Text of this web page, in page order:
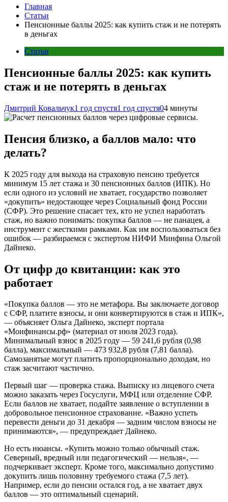
Главная
Статьи
Пенсионные баллы 2025: как купить стаж и не потерять
в деньгах
Статьи
Пенсионные баллы 2025: как купить
стаж и не потерять в деньгах
Дмитрий Ковальчук1 год спустя1 год спустя04 минуты
Пенсия близко, а баллов мало: что
делать?
К 2025 году для выхода на страховую пенсию требуется
минимум 15 лет стажа и 30 пенсионных баллов (ИПК). Но
если одного из условий не хватает, государство позволяет
«докупить» недостающее через Социальный фонд России
(СФР). Это решение спасает тех, кто не успел наработать
стаж, но важно понимать: покупка баллов — не панацея, а
инструмент с жесткими рамками. Как им воспользоваться без
ошибок — разбираемся с экспертом НИФИ Минфина Ольгой
Дайнеко.
От цифр до квитанции: как это
работает
«Покупка баллов — это не метафора. Вы заключаете договор
с СФР, платите взносы, и они конвертируются в стаж и ИПК»,
— объясняет Ольга Дайнеко, эксперт портала
«Моифинансы.рф» (материал от июля 2023 года).
Минимальный взнос в 2025 году — 59 241,6 рубля (0,98
балла), максимальный — 473 932,8 рубля (7,81 балла).
Самозанятые могут платить пропорционально доходам, но
стаж засчитают частично.
Первый шаг — проверка стажа. Выписку из лицевого счета
можно заказать через Госуслуги, МФЦ или отделение СФР.
Если баллов не хватает, подайте заявление о вступлении в
добровольное пенсионное страхование. «Важно успеть
перевести деньги до 31 декабря — задним числом взносы не
принимаются», — предупреждает Дайнеко.
Но есть нюансы. «Купить можно только обычный стаж.
Северный, вредный или педагогический — нельзя», —
подчеркивает эксперт. Кроме того, максимально допустимо
докупить лишь половину требуемого стажа (7,5 лет).
Например, если до пенсии остался год, а не хватает двух
баллов — это оптимальный сценарий.